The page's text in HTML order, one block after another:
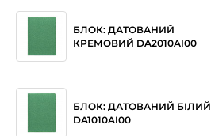
БЛОК: ДАТОВАНИЙ
КРЕМОВИЙ DA2010AI00
БЛОК: ДАТОВАНИЙ БІЛИЙ
DA1010AI00